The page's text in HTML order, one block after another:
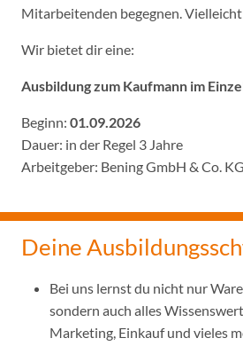
Mitarbeitenden begegnen.
Wir bietet dir eine:
Ausbildung zum Kaufmann im
Beginn: 01.09.2026
Dauer: in der Regel 3 Jahre
Arbeitgeber: Bening GmbH & Co. KG
Deine
Bei uns lernst du nicht nur
sondern auch alles
Marketing, Einkauf und vieles